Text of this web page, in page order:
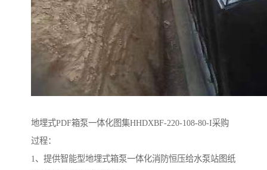
地埋式PDF箱泵一体化图集HHDXBF-220-108-80-I采购
过程：
1、提供智能型地埋式箱泵一体化消防恒压给水泵站图纸